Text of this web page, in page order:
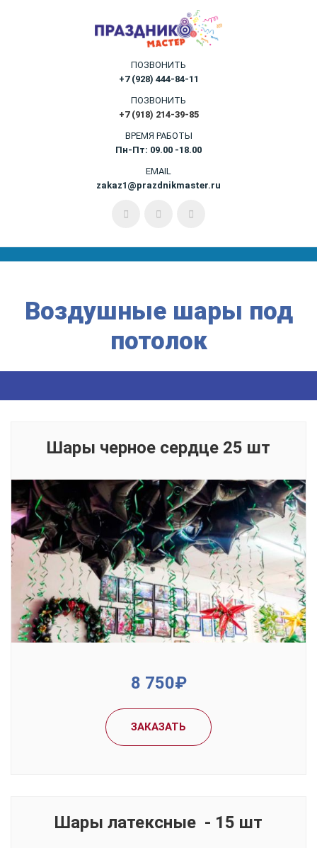
ПОЗВОНИТЬ
+7 (928) 444-84-11
ПОЗВОНИТЬ
+7 (918) 214-39-85
ВРЕМЯ РАБОТЫ
Пн-Пт: 09.00 -18.00
EMAIL
zakaz1@prazdnikmaster.ru
Воздушные шары под
потолок
Шары черное сердце 25 шт
8 750₽
Sed feugiat porttitor nunc, non dignissim ipsum vestibulum in.
ЗАКАЗАТЬ
Шары латексные - 15 шт